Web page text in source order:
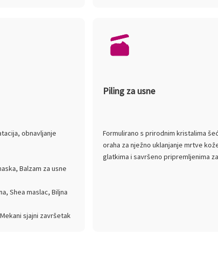
obnavljanje
Balzam za usne
Shea maslac, Biljna
sjajni završetak
Piling za usne
Formulirano s prirodnim kristalima
oraha za nježno uklanjanje mrtve
glatkima i savršeno pripremljenima